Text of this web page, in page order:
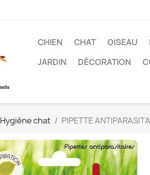
CHIEN CHAT OISEAU
JARDIN
DÉCORATION
Hygiène chat PIPETTE